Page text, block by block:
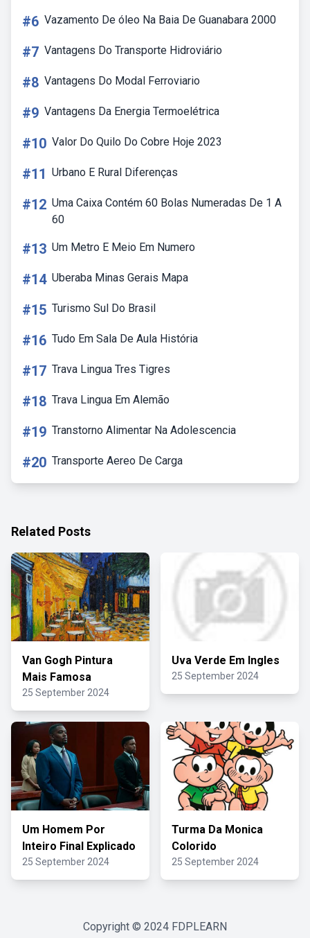
#6 Vazamento De óleo Na Baia De Guanabara 2000
#7 Vantagens Do Transporte Hidroviário
#8 Vantagens Do Modal Ferroviario
#9 Vantagens Da Energia Termoelétrica
#10 Valor Do Quilo Do Cobre Hoje 2023
#11 Urbano E Rural Diferenças
#12 Uma Caixa Contém 60 Bolas Numeradas De 1 A
60
#13 Um Metro E Meio Em Numero
#14 Uberaba Minas Gerais Mapa
#15 Turismo Sul Do Brasil
#16 Tudo Em Sala De Aula História
#17 Trava Lingua Tres Tigres
#18 Trava Lingua Em Alemão
#19 Transtorno Alimentar Na Adolescencia
#20 Transporte Aereo De Carga
Related Posts
Van Gogh Pintura
Mais Famosa
25 September 2024
Uva Verde Em Ingles
25 September 2024
Um Homem Por
Inteiro Final Explicado
25 September 2024
Turma Da Monica
Colorido
25 September 2024
Copyright © 2024 FDPLEARN